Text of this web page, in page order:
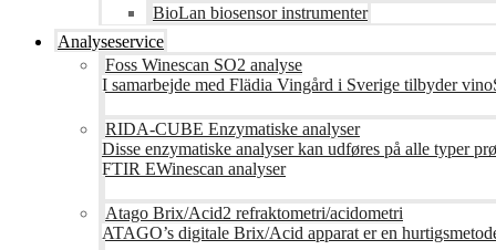
BioLan biosensor instrumenter
Analyseservice
Foss Winescan SO2 analyse
I samarbejde med Flädia Vingård i Sverige tilbyder
RIDA-CUBE Enzymatiske analyser
Disse enzymatiske analyser kan udføres på alle typer
FTIR EWinescan analyser
Atago Brix/Acid2 refraktometri/acidometri
ATAGO’s digitale Brix/Acid apparat er en